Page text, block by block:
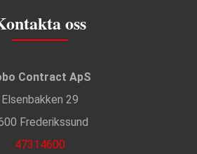
oss
Contract ApS
Elsenbakken 29
Frederikssund
47314600